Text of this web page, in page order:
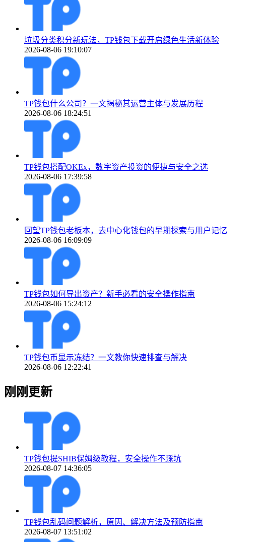
垃圾分类积分新玩法，TP钱包下载开启绿色生活新体验
2026-08-06 19:10:07
TP钱包什么公司？一文揭秘其运营主体与发展历程
2026-08-06 18:24:51
TP钱包搭配OKEx，数字资产投资的便捷与安全之选
2026-08-06 17:39:58
回望TP钱包老板本，去中心化钱包的早期探索与用户记忆
2026-08-06 16:09:09
TP钱包如何导出资产？新手必看的安全操作指南
2026-08-06 15:24:12
TP钱包币显示冻结？一文教你快速排查与解决
2026-08-06 12:22:41
刚刚更新
TP钱包提SHIB保姆级教程，安全操作不踩坑
2026-08-07 14:36:05
TP钱包乱码问题解析，原因、解决方法及预防指南
2026-08-07 13:51:02